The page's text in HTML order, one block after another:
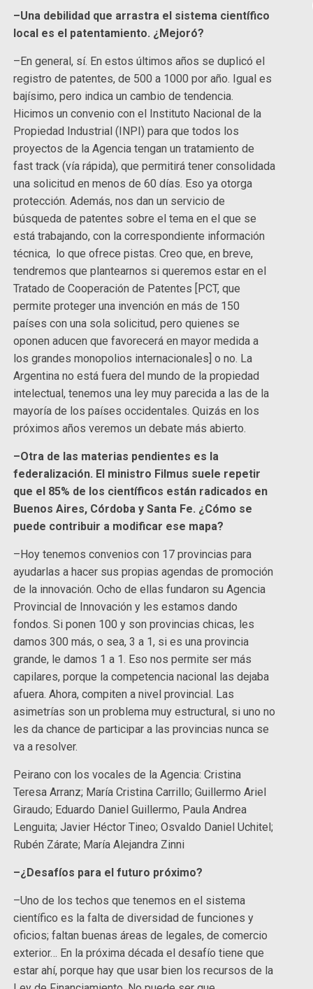
–Una debilidad que arrastra el sistema científico
local es el patentamiento. ¿Mejoró?
–En general, sí. En estos últimos años se duplicó el
registro de patentes, de 500 a 1000 por año. Igual es
bajísimo, pero indica un cambio de tendencia.
Hicimos un convenio con el Instituto Nacional de la
Propiedad Industrial (INPI) para que todos los
proyectos de la Agencia tengan un tratamiento de
fast track (vía rápida), que permitirá tener consolidada
una solicitud en menos de 60 días. Eso ya otorga
protección. Además, nos dan un servicio de
búsqueda de patentes sobre el tema en el que se
está trabajando, con la correspondiente información
técnica, lo que ofrece pistas. Creo que, en breve,
tendremos que plantearnos si queremos estar en el
Tratado de Cooperación de Patentes [PCT, que
permite proteger una invención en más de 150
países con una sola solicitud, pero quienes se
oponen aducen que favorecerá en mayor medida a
los grandes monopolios internacionales] o no. La
Argentina no está fuera del mundo de la propiedad
intelectual, tenemos una ley muy parecida a las de la
mayoría de los países occidentales. Quizás en los
próximos años veremos un debate más abierto.
–Otra de las materias pendientes es la
federalización. El ministro Filmus suele repetir
que el 85% de los científicos están radicados en
Buenos Aires, Córdoba y Santa Fe. ¿Cómo se
puede contribuir a modificar ese mapa?
–Hoy tenemos convenios con 17 provincias para
ayudarlas a hacer sus propias agendas de promoción
de la innovación. Ocho de ellas fundaron su Agencia
Provincial de Innovación y les estamos dando
fondos. Si ponen 100 y son provincias chicas, les
damos 300 más, o sea, 3 a 1, si es una provincia
grande, le damos 1 a 1. Eso nos permite ser más
capilares, porque la competencia nacional las dejaba
afuera. Ahora, compiten a nivel provincial. Las
asimetrías son un problema muy estructural, si uno no
les da chance de participar a las provincias nunca se
va a resolver.
Peirano con los vocales de la Agencia: Cristina
Teresa Arranz; María Cristina Carrillo; Guillermo Ariel
Giraudo; Eduardo Daniel Guillermo, Paula Andrea
Lenguita; Javier Héctor Tineo; Osvaldo Daniel Uchitel;
Rubén Zárate; María Alejandra Zinni
–¿Desafíos para el futuro próximo?
–Uno de los techos que tenemos en el sistema
científico es la falta de diversidad de funciones y
oficios; faltan buenas áreas de legales, de comercio
exterior… En la próxima década el desafío tiene que
estar ahí, porque hay que usar bien los recursos de la